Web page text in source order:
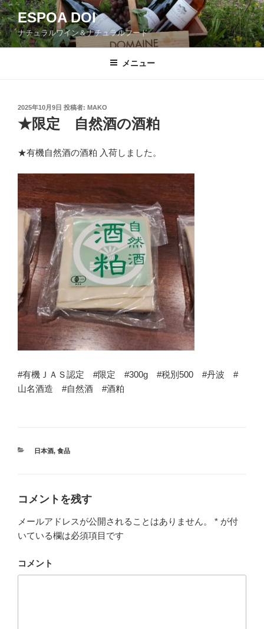
コ
ン
テ
ン
ESPOA DOI
ナチュラルワイン＆ナチュラルフード
メニュー
投
日:
2025年10月9日 投稿者: MAKO
★限定 自然酒の酒粕
★有機自然酒の酒粕 入荷しました。
#有機ＪＡＳ認定 #限定 #300g #税別500 #丹波 #
山名酒造 #自然酒 #酒粕
カ
ー
日本酒, 食品
コメントを残す
メールアドレスが公開されることはありません。 * が付
いている欄は必須項目です
コメント